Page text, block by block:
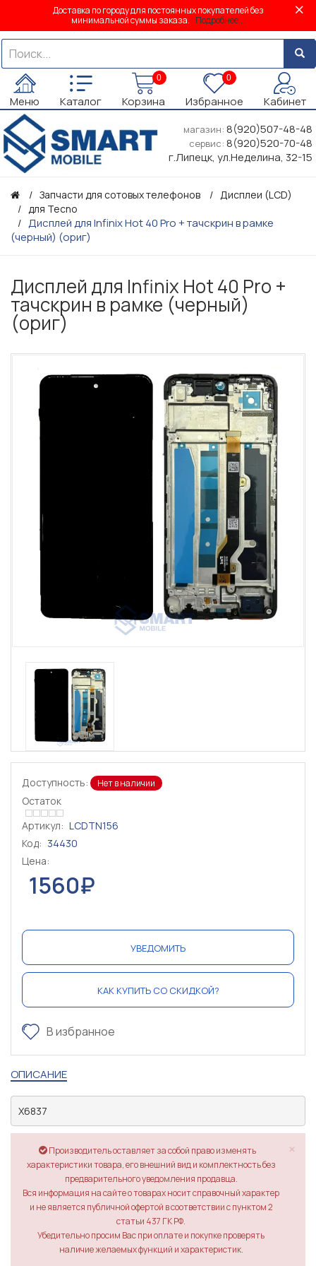
Доставка по городу для постоянных покупателей без
минимальной суммы заказа. Подробнее...
Меню Каталог
0
Корзина
0
Избранное Кабинет
магазин: 8(920)507-48-48
сервис: 8(920)520-70-48
г.Липецк, ул.Неделина, 32-15
Запчасти для сотовых телефонов
Дисплеи (LCD)
для Tecno
Дисплей для Infinix Hot 40 Pro + тачскрин в рамке
(черный) (ориг)
Дисплей для Infinix Hot 40 Pro +
тачскрин в рамке (черный)
(ориг)
Доступность: Нет в наличии
Остаток
Артикул: LCDTN156
Код: 34430
Цена:
1560₽
УВЕДОМИТЬ
КАК КУПИТЬ СО СКИДКОЙ?
В избранное
ОПИСАНИЕ
X6837
×
Производитель оставляет за собой право изменять
характеристики товара, его внешний вид и комплектность без
предварительного уведомления продавца.
Вся информация на сайте о товарах носит справочный характер
и не является публичной офертой в соответствии с пунктом 2
статьи 437 ГК РФ.
Убедительно просим Вас при оплате и покупке проверять
наличие желаемых функций и характеристик.